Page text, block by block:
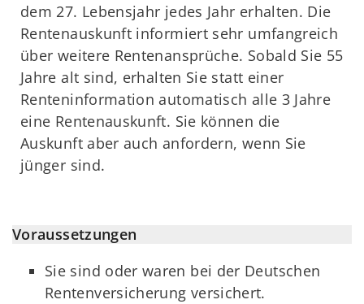
dem 27. Lebensjahr jedes Jahr erhalten. Die
Rentenauskunft informiert sehr umfangreich
über weitere Rentenansprüche. Sobald Sie 55
Jahre alt sind, erhalten Sie statt einer
Renteninformation automatisch alle 3 Jahre
eine Rentenauskunft. Sie können die
Auskunft aber auch anfordern, wenn Sie
jünger sind.
Voraussetzungen
Sie sind oder waren bei der Deutschen
Rentenversicherung versichert.